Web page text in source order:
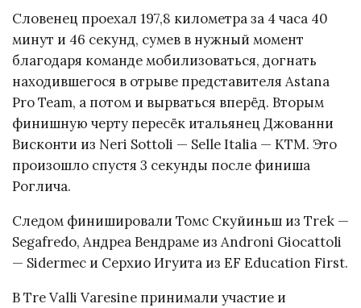
Словенец проехал 197,8 километра за 4 часа 40
минут и 46 секунд, сумев в нужный момент
благодаря команде мобилизоваться, догнать
находившегося в отрыве представителя Astana
Pro Team, а потом и вырваться вперёд. Вторым
финишную черту пересёк итальянец Джованни
Висконти из Neri Sottoli — Selle Italia — KTM. Это
произошло спустя 3 секунды после финиша
Роглича.
Следом финишировали Томс Скуйиньш из Trek —
Segafredo, Андреа Вендраме из Androni Giocattoli
— Sidermec и Серхио Игуита из EF Education First.
В Tre Valli Varesine принимали участие и